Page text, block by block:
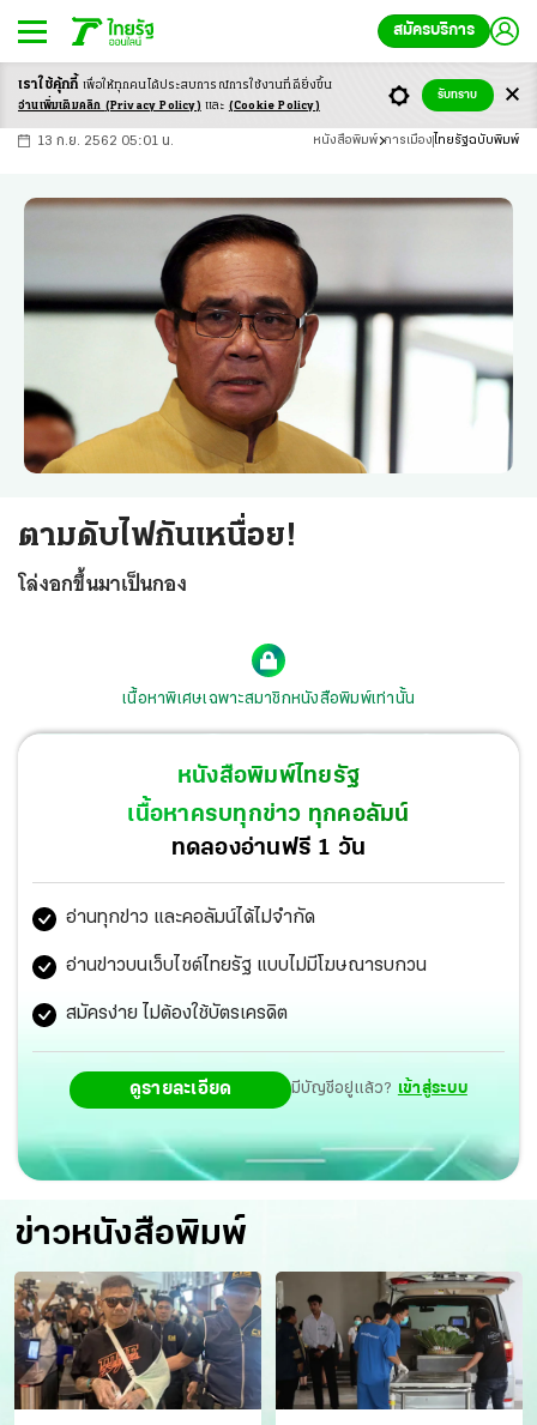
สมัครบริการ
-ก ก ก+
13 ก.ย. 2562 05:01 น. หนังสือพิมพ์ การเมือง ไทยรัฐฉบับพิมพ์
ตามดับไฟกันเหนื่อย!
โล่งอกขึ้นมาเป็นกอง
เนื้อหาพิเศษเฉพาะสมาชิกหนังสือพิมพ์เท่านั้น
หนังสือพิมพ์ไทยรัฐ
เนื้อหาครบทุกข่าว ทุกคอลัมน์
ทดลองอ่านฟรี 1 วัน
อ่านทุกข่าว และคอลัมน์ได้ไม่จำกัด
อ่านข่าวบนเว็บไซต์ไทยรัฐ แบบไม่มีโฆษณารบกวน
สมัครง่าย ไม่ต้องใช้บัตรเครดิต
ดูรายละเอียด มีบัญชีอยู่แล้ว? เข้าสู่ระบบ
ข่าวหนังสือพิมพ์
เราใช้คุ้กกี้ เพื่อให้ทุกคนได้ประสบการณ์การใช้งานที่ดียิ่งขึ้น
อ่านเพิ่มเติมคลิก (Privacy Policy) และ (Cookie Policy)
รับทราบ